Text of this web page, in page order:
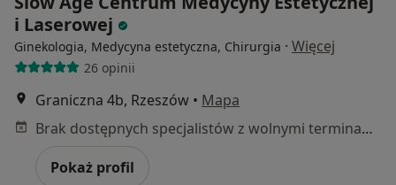
i Laserowej
Ginekologia, Medycyna estetyczna, Chirurgia · Więcej
26 opinii
Graniczna 4b, Rzeszów • Mapa
Brak dostępnych specjalistów z wolnymi terminami w tym centrum medycznym.
Pokaż profil